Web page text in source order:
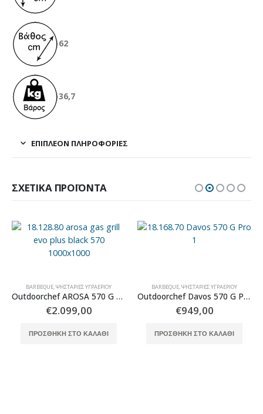
62
36,7
ΕΠΙΠΛΈΟΝ ΠΛΗΡΟΦΟΡΊΕΣ
ΣΧΕΤΙΚΆ ΠΡΟΪΌΝΤΑ
BARBEQUE,ΨΗΣΤΑΡΙΈΣ ΥΓΡΑΕΡΊΟΥ
Outdoorchef AROSA 570 G EVO PLUS BLACK
€2.099,00
ΠΡΟΣΘΉΚΗ ΣΤΟ ΚΑΛΆΘΙ
BARBEQUE,ΨΗΣΤΑΡΙΈΣ ΥΓΡΑΕΡΊΟΥ
Outdoorchef Davos 570 G Pro Ψησταριά Υγραερίου
€949,00
ΠΡΟΣΘΉΚΗ ΣΤΟ ΚΑΛΆΘΙ